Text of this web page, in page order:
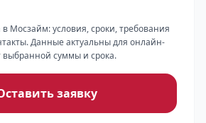
Мосзайм: условия, сроки, требования
Данные актуальны для онлайн-
выбранной суммы и срока.
заявку